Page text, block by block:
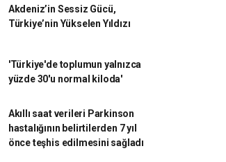
Akdeniz’in Sessiz Gücü,
Türkiye’nin Yükselen Yıldızı
'Türkiye'de toplumun yalnızca
yüzde 30'u normal kiloda'
Akıllı saat verileri Parkinson
hastalığının belirtilerden 7 yıl
önce teşhis edilmesini sağladı